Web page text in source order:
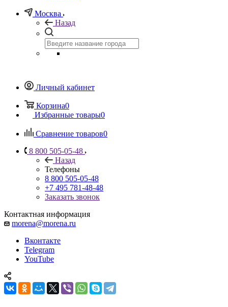
Москва
Назад
Личный кабинет
Корзина0
Избранные товары0
Сравнение товаров0
8 800 505-05-48
Назад
Телефоны
8 800 505-05-48
+7 495 781-48-48
Заказать звонок
Контактная информация
morena@morena.ru
Вконтакте
Telegram
YouTube